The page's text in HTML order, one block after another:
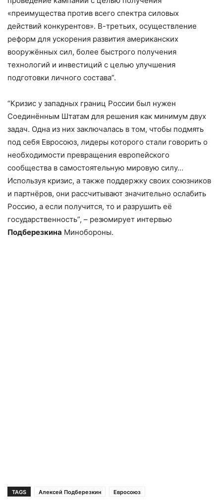
«преимущества против всего спектра силовых
действий конкурентов». В-третьих, осуществление
реформ для ускорения развития американских
вооружённых сил, более быстрого получения
технологий и инвестиций с целью улучшения
подготовки личного состава”.
“Кризис у западных границ России был нужен
Соединённым Штатам для решения как минимум двух
задач. Одна из них заключалась в том, чтобы подмять
под себя Евросоюз, лидеры которого стали говорить о
необходимости превращения европейского
сообщества в самостоятельную мировую силу…
Используя кризис, а также поддержку своих союзников
и партнёров, они рассчитывают значительно ослабить
Россию, а если получится, то и разрушить её
государственность”, – резюмирует интервью
Подберезкина Минобороны.
TAGS Алексей Подберезкин Евросоюз